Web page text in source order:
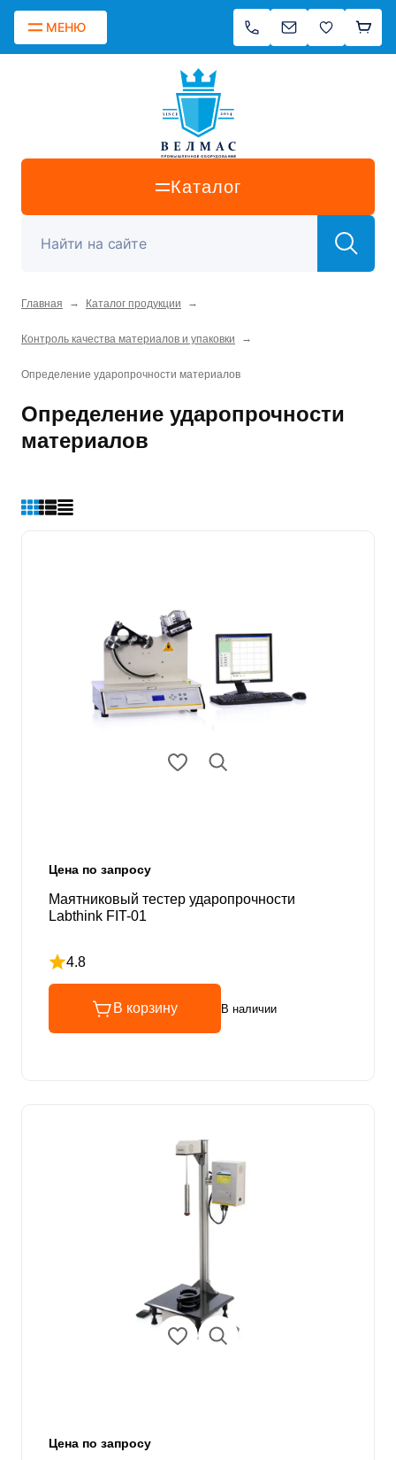
МЕНЮ
Каталог
Главная → Каталог продукции →
Контроль качества материалов и упаковки →
Определение ударопрочности материалов
Определение ударопрочности
материалов
Цена по запросу
Маятниковый тестер ударопрочности
Labthink FIT-01
4.8
Рейтинг 4.8 из 5
В корзину В наличии
Цена по запросу